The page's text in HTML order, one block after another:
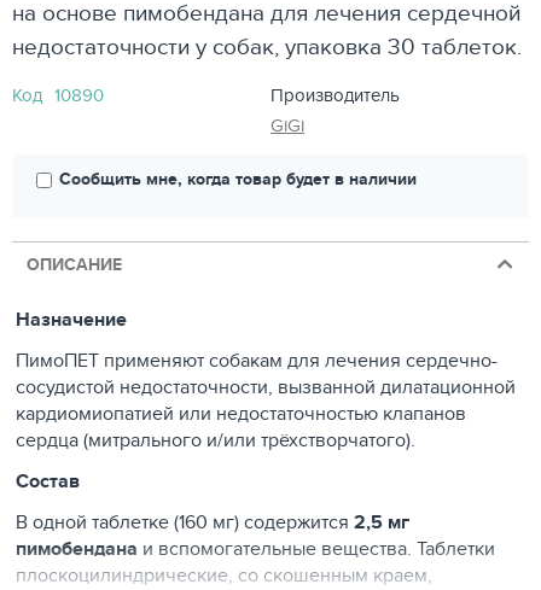
на основе пимобендана для лечения сердечной
недостаточности у собак, упаковка 30 таблеток.
Код 10890
Производитель
GiGi
Сообщить мне, когда товар будет в наличии
ОПИСАНИЕ
Назначение
ПимоПЕТ применяют собакам для лечения сердечно-
сосудистой недостаточности, вызванной дилатационной
кардиомиопатией или недостаточностью клапанов
сердца (митрального и/или трёхстворчатого).
Состав
В одной таблетке (160 мг) содержится 2,5 мг
пимобендана и вспомогательные вещества. Таблетки
плоскоцилиндрические, со скошенным краем,